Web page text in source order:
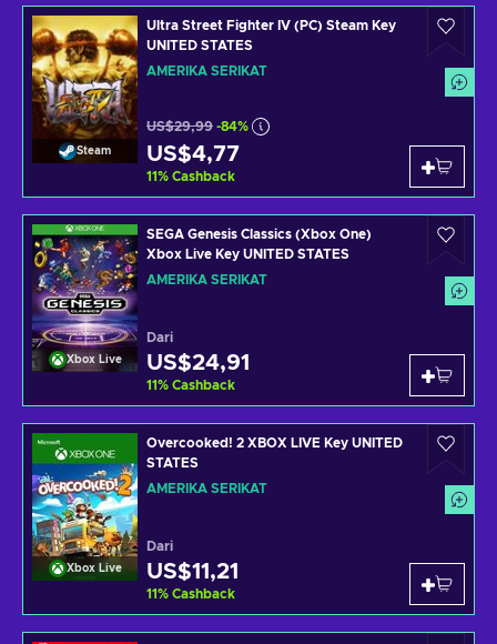
Steam
Ultra Street Fighter IV (PC) Steam Key
UNITED STATES
AMERIKA SERIKAT
US$29,99 -84%
US$4,77
11% Cashback
Xbox Live
SEGA Genesis Classics (Xbox One)
Xbox Live Key UNITED STATES
AMERIKA SERIKAT
Dari
US$24,91
11% Cashback
Xbox Live
Overcooked! 2 XBOX LIVE Key UNITED
STATES
AMERIKA SERIKAT
Dari
US$11,21
11% Cashback